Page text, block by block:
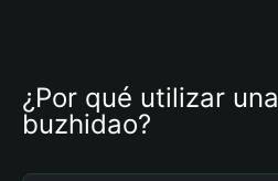
¿Por qué utilizar
buzhidao?